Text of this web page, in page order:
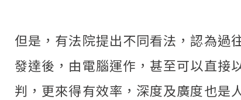
但是，有法院提出不同看法，認為過
發達後，由電腦運作，甚至可以直接
判，更來得有效率，深度及廣度也是